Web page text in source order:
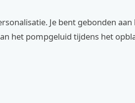
Je bent gebonden
het pompgeluid tijdens het